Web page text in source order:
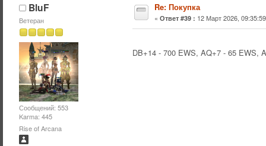
BluF
Ветеран
Сообщений: 553
Karma: 445
Rise of Arcana
Re: Покупка
« Ответ #39 : 12 Март 2026,
DB+14 - 700 EWS, AQ+7 - 65